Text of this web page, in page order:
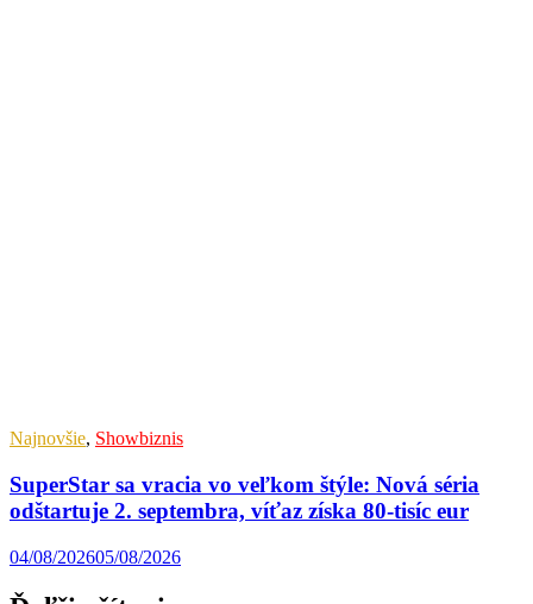
Najnovšie, Showbiznis
SuperStar sa vracia vo veľkom štýle: Nová séria
odštartuje 2. septembra, víťaz získa 80-tisíc eur
04/08/202605/08/2026